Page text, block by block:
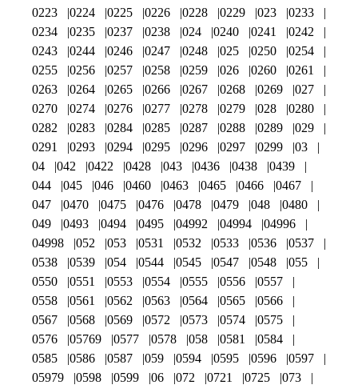
0223
0224 0225 0226 0228 0229 023
0233
0234
0235 0237 0238 024 0240 0241
0242
0243
0244 0246 0247 0248 025 0250
0254
0255
0256 0257 0258 0259 026 0260
0261
0263
0264 0265 0266 0267 0268 0269
027
0270
0274 0276 0277 0278 0279 028
0280
0282
0283 0284 0285 0287 0288 0289
029
0291
0293 0294 0295 0296 0297 0299
03
04
042 0422 0428 043 0436 0438
0439
044
045 046 0460 0463 0465 0466
0467
047
0470 0475 0476 0478 0479 048
0480
049
0493 0494 0495 04992 04994
04996
04998
052 053 0531 0532 0533 0536
0537
0538
0539 054 0544 0545 0547 0548
055
0550
0551 0553 0554 0555 0556
0557
0558
0561 0562 0563 0564 0565
0566
0567
0568 0569 0572 0573 0574
0575
0576
05769 0577 0578 058 0581
0584
0585
0586 0587 059 0594 0595 0596
0597
05979
0598 0599 06 072 0721 0725
073